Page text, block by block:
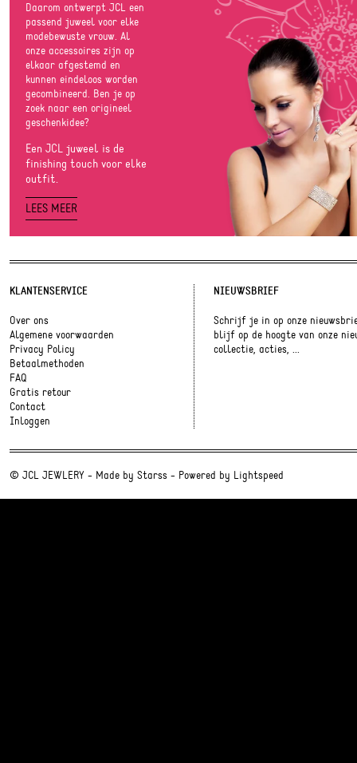
Daarom ontwerpt JCL een
passend juweel voor elke
modebewuste vrouw. Al
onze accessoires zijn op
elkaar afgestemd en
kunnen eindeloos worden
gecombineerd. Ben je op
zoek naar een origineel
geschenkidee?
Een JCL juweel is de
finishing touch voor elke
outfit.
LEES MEER
KLANTENSERVICE
Over ons
Algemene voorwaarden
Privacy Policy
Betaalmethoden
FAQ
Gratis retour
Contact
Inloggen
NIEUWSBRIEF
Schrijf je in op onze
blijf op de hoogte van onze
collectie, acties, ...
© JCL JEWLERY - Made by Starss - Powered by Lightspeed